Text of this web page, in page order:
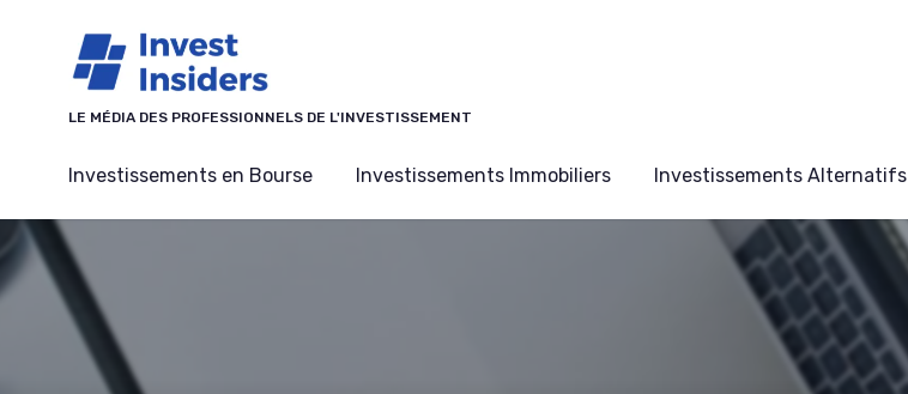
LE MÉDIA DES PROFESSIONNELS DE L'INVESTISSEMENT
Investissements en Bourse Investissements Immobiliers Investissements Alternatifs